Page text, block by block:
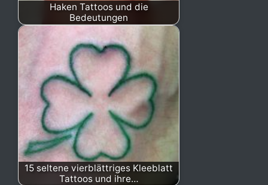
Haken Tattoos und die
Bedeutungen
15 seltene vierblättriges Kleeblatt
Tattoos und ihre…